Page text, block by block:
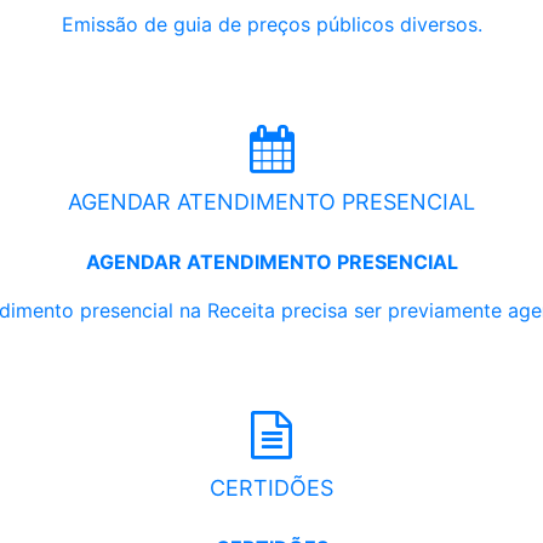
Emissão de guia de preços públicos diversos.
AGENDAR ATENDIMENTO PRESENCIAL
AGENDAR ATENDIMENTO PRESENCIAL
presencial na Receita precisa ser previamente
CERTIDÕES